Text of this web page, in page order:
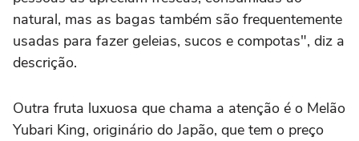
natural, mas as bagas também são frequentemente
usadas para fazer geleias, sucos e compotas", diz a
descrição.
Outra fruta luxuosa que chama a atenção é o Melão
Yubari King, originário do Japão, que tem o preço